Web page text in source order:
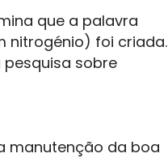
que a palavra
nitrogénio) foi criada.
sobre
manutenção da boa